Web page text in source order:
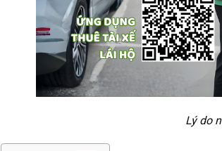
Lý do